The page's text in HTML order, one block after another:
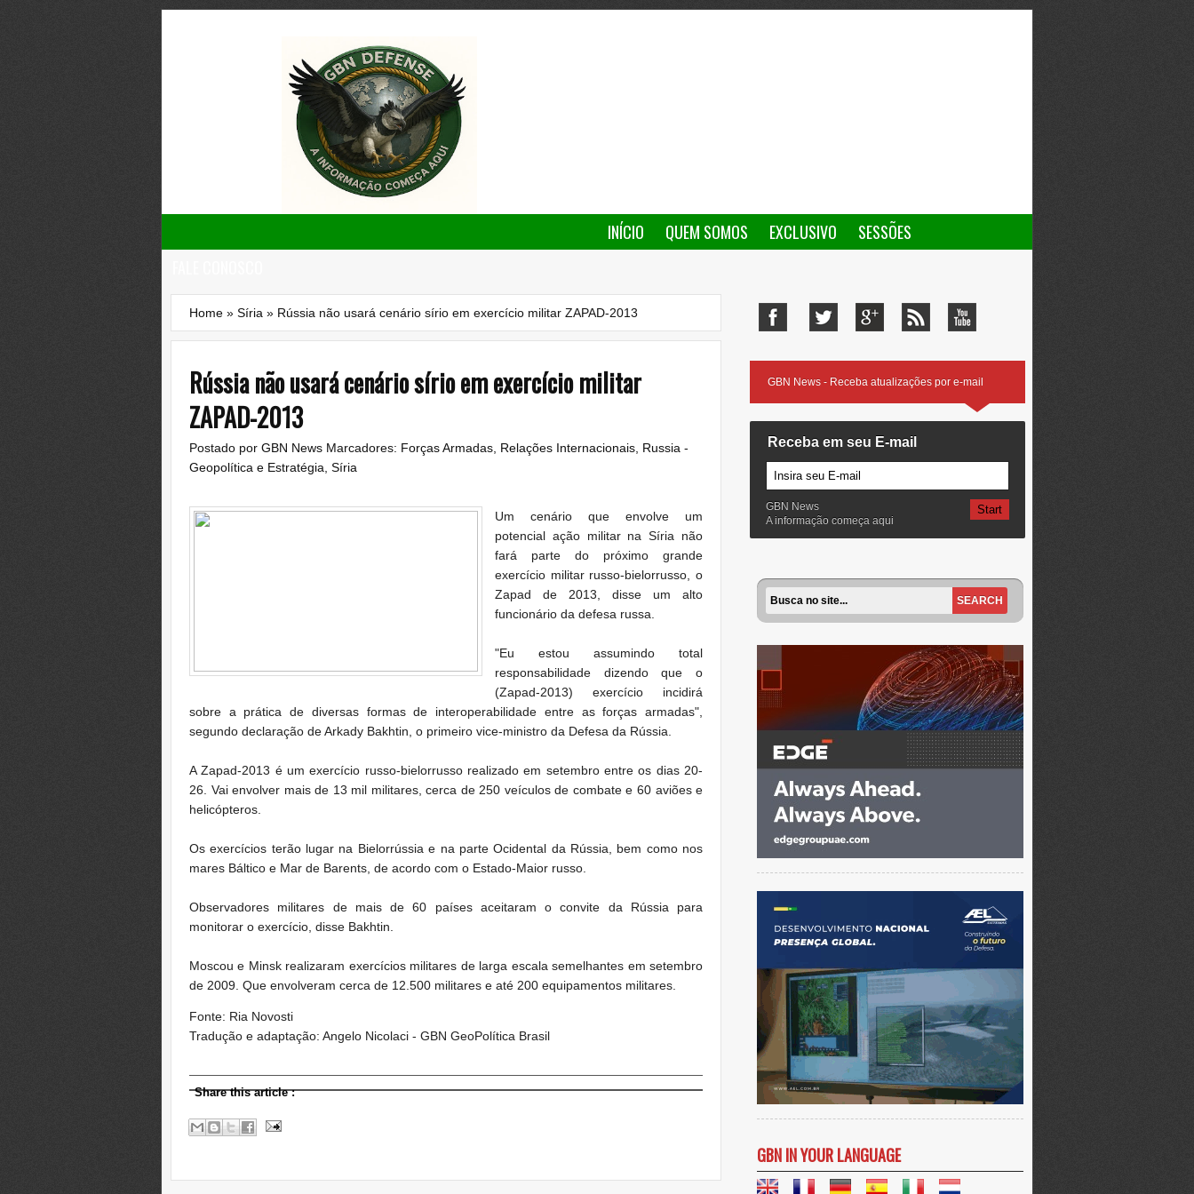
INÍCIO QUEM SOMOS EXCLUSIVO
SESSÕES
Home » Síria » Rússia não usará cenário sírio em exercício militar ZAPAD-2013
Rússia não usará cenário sírio em exercício militar
ZAPAD-2013
Postado por GBN News Marcadores: Forças Armadas Relações Internacionais Russia -
Geopolítica e Estratégia Síria
Um
cenário que envolve um
potencial ação militar na Síria
não
fará parte
do próximo
grande
exercício militar russo-bielorrusso, o
Zapad
de 2013,
disse um alto
funcionário da defesa russa
"Eu estou assumindo
total
responsabilidade
dizendo que o
(Zapad-2013) exercício
incidirá
sobre a prática de diversas formas de interoperabilidade entre as forças armadas",
segundo declaração deArkady Bakhtin, o primeiro vice-ministro da Defesa da Rússia
A Zapad-2013 é um exercício russo-bielorrussorealizado em setembro entre os dias 20-
26
Vai envolver mais de 13 mil militares, cerca de 250 veículos de combate e 60 aviões e
helicópteros.
Os exercícios terão lugar na Bielorrússia e na parte Ocidental da Rússia , bem como nos
mares Báltico e Mar de Barents , de acordo com o Estado-Maior russo.
Observadores militares de mais de 60 países aceitaram o convite
da Rússia para
monitorar o exercício, disse Bakhtin
Moscou e Minsk realizaram exercícios militares de larga escala semelhantes em setembro
de 2009 Que envolveram cerca de 12.500 militares e até 200 equipamentos militares.
Fonte: Ria Novosti
Tradução e adaptação: Angelo Nicolaci - GBN GeoPolítica Brasil
Share this article:
GBN News - Receba atualizações por e-mail
Receba em seu E-mail
GBN News
A informação começa aqui
GBN IN YOUR LANGUAGE